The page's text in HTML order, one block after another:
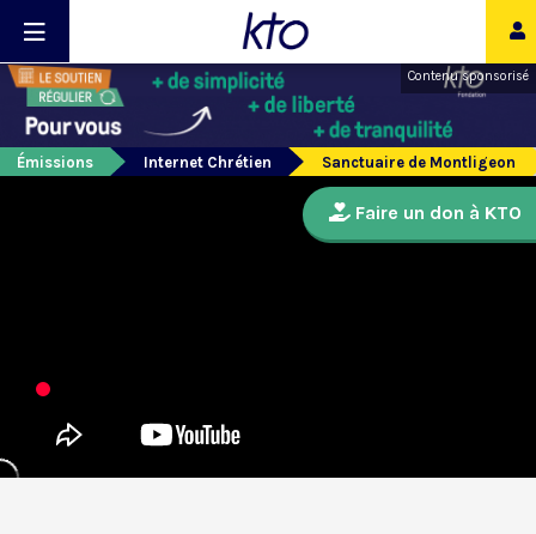
Contenu sponsorisé
Émissions Internet Chrétien Sanctuaire de Montligeon
Faire un don à KTO